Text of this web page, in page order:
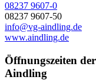
08237 9607-0
08237 9607-50
info@vg-aindling.de
www.aindling.de
Öffnungszeiten
Aindling